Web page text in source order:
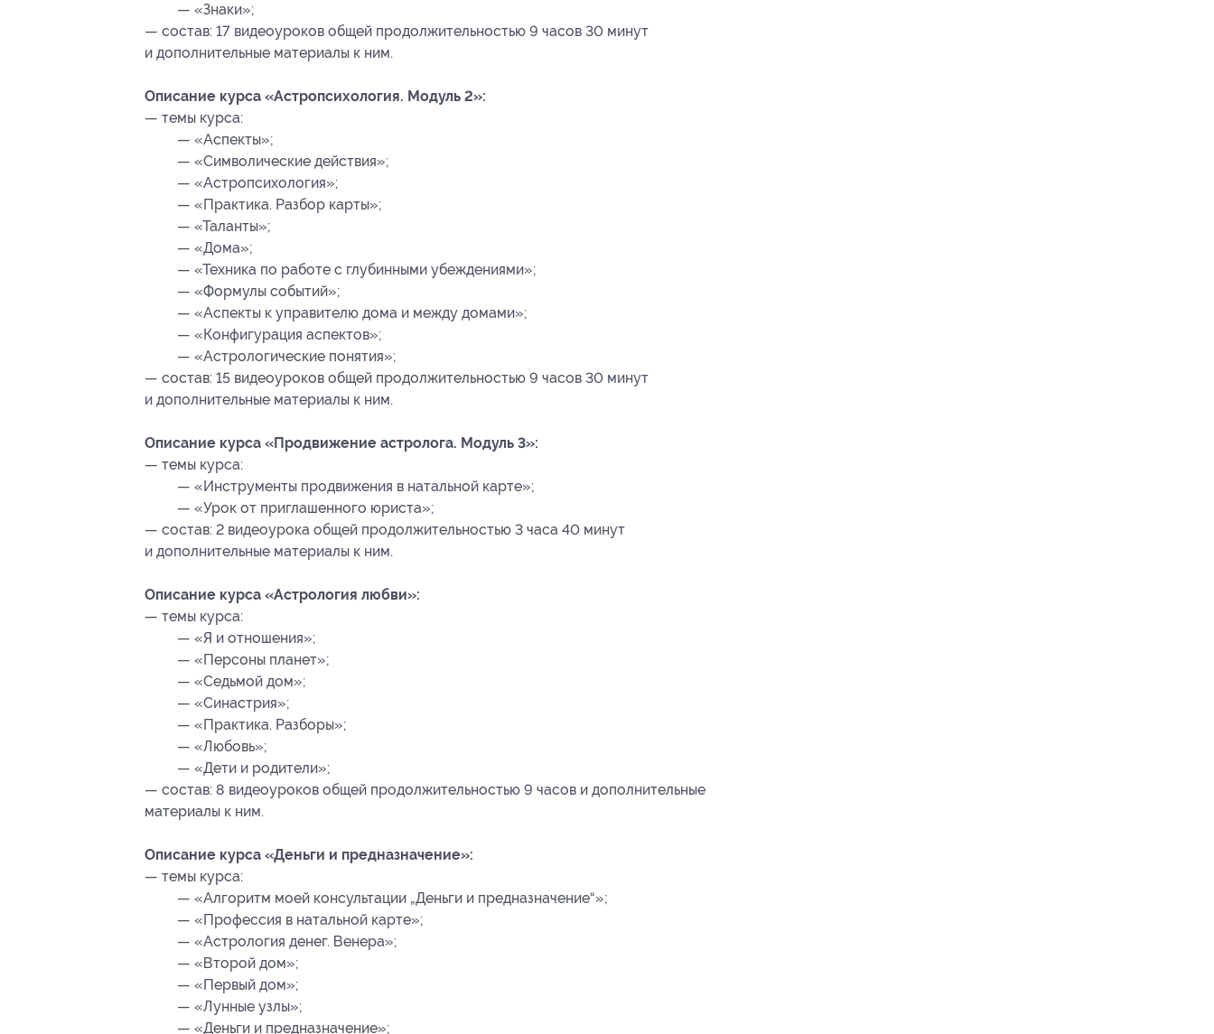
— «Знаки»;
— состав: 17 видеоуроков общей продолжительностью 9 часов 30 минут
и дополнительные материалы к ним.
Описание курса «Астропсихология. Модуль 2»:
— темы курса:
— «Аспекты»;
— «Символические действия»;
— «Астропсихология»;
— «Практика. Разбор карты»;
— «Таланты»;
— «Дома»;
— «Техника по работе с глубинными убеждениями»;
— «Формулы событий»;
— «Аспекты к управителю дома и между домами»;
— «Конфигурация аспектов»;
— «Астрологические понятия»;
— состав: 15 видеоуроков общей продолжительностью 9 часов 30 минут
и дополнительные материалы к ним.
Описание курса «Продвижение астролога. Модуль 3»:
— темы курса:
— «Инструменты продвижения в натальной карте»;
— «Урок от приглашенного юриста»;
— состав: 2 видеоурока общей продолжительностью 3 часа 40 минут
и дополнительные материалы к ним.
Описание курса «Астрология любви»:
— темы курса:
— «Я и отношения»;
— «Персоны планет»;
— «Седьмой дом»;
— «Синастрия»;
— «Практика. Разборы»;
— «Любовь»;
— «Дети и родители»;
— состав: 8 видеоуроков общей продолжительностью 9 часов и дополнительные
материалы к ним.
Описание курса «Деньги и предназначение»:
— темы курса:
— «Алгоритм моей консультации „Деньги и предназначение“»;
— «Профессия в натальной карте»;
— «Астрология денег. Венера»;
— «Второй дом»;
— «Первый дом»;
— «Лунные узлы»;
— «Деньги и предназначение»;